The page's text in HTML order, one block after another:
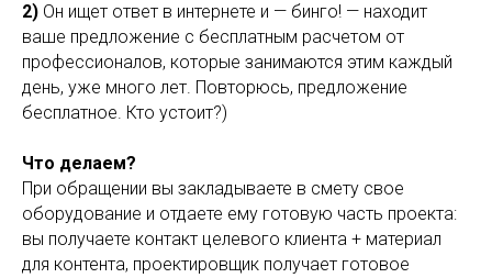
2) Он ищет ответ в интернете и — бинго! — находит
ваше предложение с бесплатным расчетом от
профессионалов, которые занимаются этим каждый
день, уже много лет. Повторюсь, предложение
бесплатное. Кто устоит?)
Что делаем?
При обращении вы закладываете в смету свое
оборудование и отдаете ему готовую часть проекта:
вы получаете контакт целевого клиента + материал
для контента, проектировщик получает готовое